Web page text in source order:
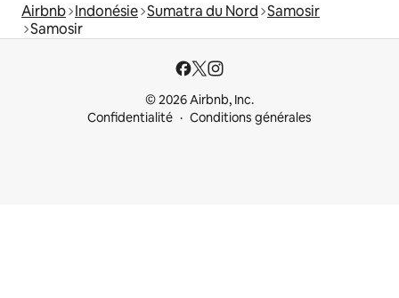
Airbnb Indonésie Sumatra du Nord Samosir
Samosir
© 2026 Airbnb, Inc.
Confidentialité
Conditions générales